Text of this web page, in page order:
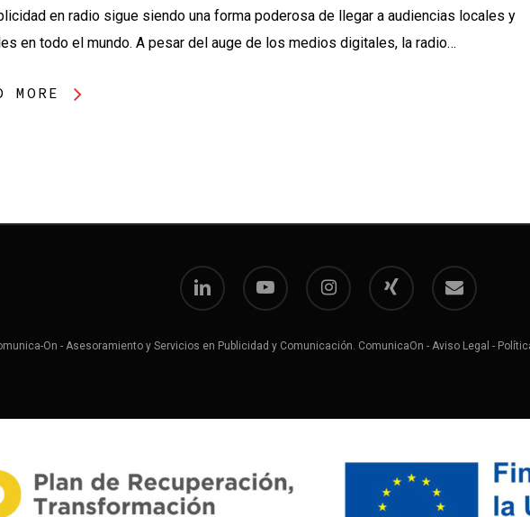
en radio sigue siendo una forma poderosa de llegar a audiencias locales y
en todo el mundo. A pesar del auge de los medios digitales, la radio…
MORE
linkedin youtube instagram xing email
On - Asesoramiento y Servicios en Publicidad y Comunicación. ComunicaOn - Aviso Legal -